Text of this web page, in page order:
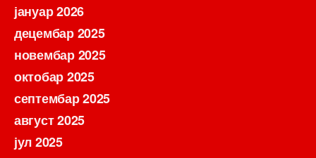
јануар 2026
децембар 2025
новембар 2025
октобар 2025
септембар 2025
август 2025
јул 2025